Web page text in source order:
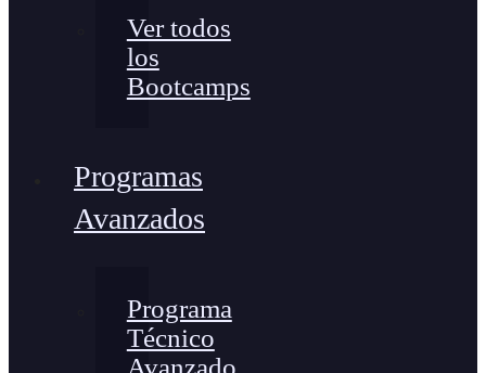
Ver todos
los
Bootcamps
Programas
Avanzados
Programa
Técnico
Avanzado